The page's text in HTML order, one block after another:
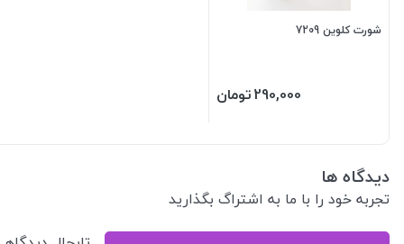
شورت کلوین 7209
290,000تومان
دیدگاه ها
تجربه خود را با ما به اشتراگ بگذارید